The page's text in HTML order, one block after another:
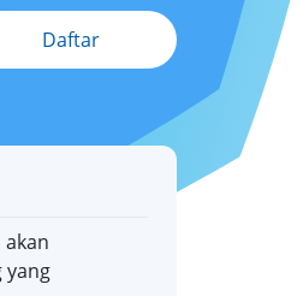
Daftar
yang